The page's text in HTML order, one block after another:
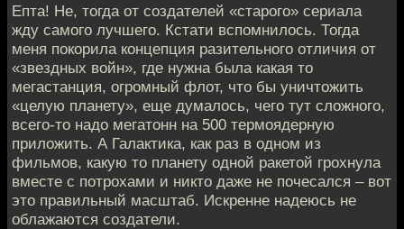
Епта! Не, тогда от создателей «старого» сериала
жду самого лучшего. Кстати вспомнилось. Тогда
меня покорила концепция разительного отличия от
«звездных войн», где нужна была какая то
мегастанция, огромный флот, что бы уничтожить
«целую планету», еще думалось, чего тут сложного,
всего-то надо мегатонн на 500 термоядерную
приложить. А Галактика, как раз в одном из
фильмов, какую то планету одной ракетой грохнула
вместе с потрохами и никто даже не почесался – вот
это правильный масштаб. Искренне надеюсь не
облажаются создатели.